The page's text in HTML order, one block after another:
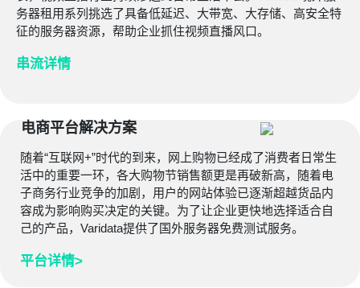
务器租用系列挑选了具备低延迟、大带宽、大存储、高安全特
征的服务器资源，帮助企业抓住视频直播风口。
串流详情
电商平台解决方案
随着“互联网+”时代的到来，网上购物已经成了消费者日常生
活中的重要一环，各大购物节销售额更是再破新高，随着电
子商务行业竞争的加剧，用户的网站体验已逐渐超越货品内
容成为影响购买决定的关键。为了让企业更快地选择适合自
己的产品，Varidata提供了国外服务器免费测试服务。
平台详情>